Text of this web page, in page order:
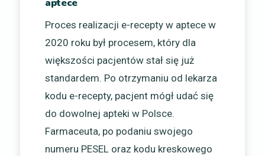
Proces realizacji e-recepty w aptece w
2020 roku był procesem, który dla
większości pacjentów stał się już
standardem. Po otrzymaniu od lekarza
kodu e-recepty, pacjent mógł udać się
do dowolnej apteki w Polsce.
Farmaceuta, po podaniu swojego
numeru PESEL oraz kodu kreskowego